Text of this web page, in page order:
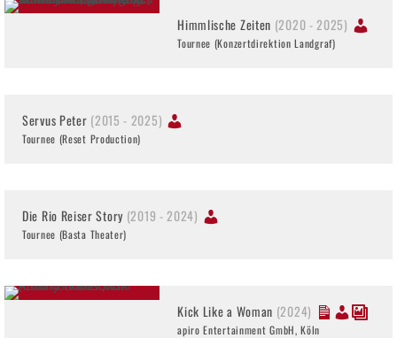
Himmlische Zeiten (2020 - 2025)
Tournee (Konzertdirektion Landgraf)
Servus Peter (2015 - 2025)
Tournee (Reset Production)
Die Rio Reiser Story (2019 - 2024)
Tournee (Basta Theater)
Kick Like a Woman (2024)
apiro Entertainment GmbH, Köln